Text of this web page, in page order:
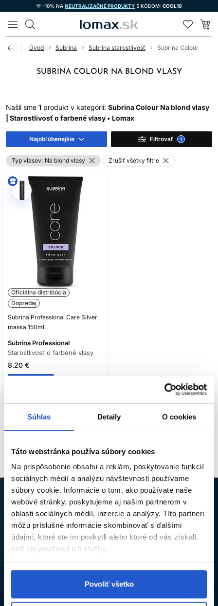
Súhlas Detaily O cookies
Táto webstránka používa súbory cookies
Na prispôsobenie obsahu a reklám, poskytovanie funkcií
sociálnych médií a analýzu návštevnosti používame
súbory cookie. Informácie o tom, ako používate naše
webové stránky, poskytujeme aj našim partnerom v
oblasti sociálnych médií, inzercie a analýzy. Títo partneri
môžu príslušné informácie skombinovať s ďalšími
údajmi, ktoré ste im poskytli alebo ktoré od vás získali,
keď ste používali ich služby.
Povoliť všetko
💜 -10% NA NEUTRALIZAČNÉ PRODUKTY S KÓDOM: COOL10
LOMAX
Úvod Subrina Subrina starostlivosť Subrina Colour
SUBRINA COLOUR NA BLOND VLASY
Našli sme 1 produkt v kategórií: Subrina Colour Na blond vlasy
| Starostlivosť o farbené vlasy • Lomax
Najobľúbenejšie Filtrovať 1
Typ vlasov: Na blond vlasy Zrušiť všetky filtre
Oficiálna distribúcia
Dopredaj
Subrina Professional Care Silver
maska 150ml
Subrina Professional
Starostlivosť o farbené vlasy
8.20 €
Pozreli ste
NECH VÁM NEUJDE ŽIADNA NOVINKA ANI
ZĽAVA
Prihláste sa na odber newslettra a získajte kód na